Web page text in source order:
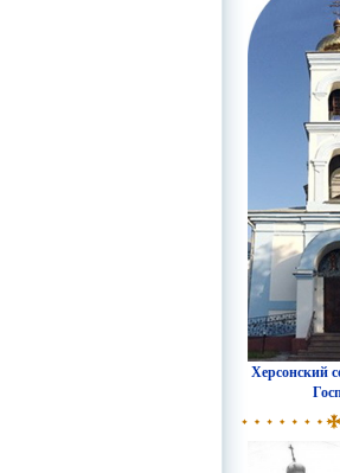
Херсонский